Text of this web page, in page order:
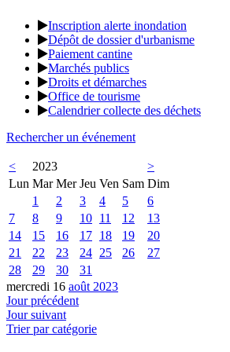
Inscription alerte inondation
Dépôt de dossier d'urbanisme
Paiement cantine
Marchés publics
Droits et démarches
Office de tourisme
Calendrier collecte des déchets
Rechercher un événement
< 2023
>
Lun Mar Mer Jeu Ven Sam Dim
1
2 3 4 5
6
7
8 9 10 11 12
13
14
15 16 17 18 19
20
21
22 23 24 25 26
27
28
29 30
31
mercredi 16 août 2023
Jour précédent
Jour suivant
Trier par catégorie